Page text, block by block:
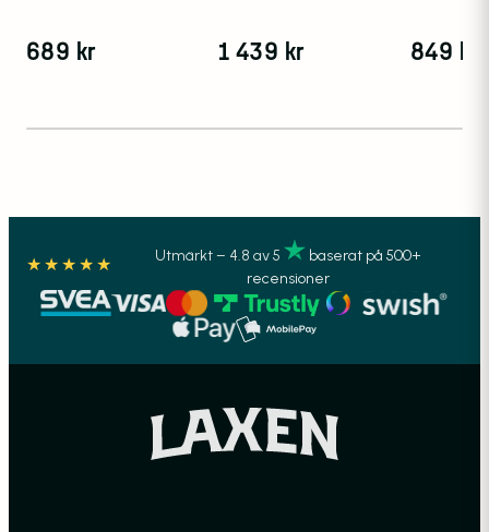
689 kr 1 439 kr 849 kr
★★★★★ Utmärkt – 4.8 av 5
baserat på 500+
recensioner